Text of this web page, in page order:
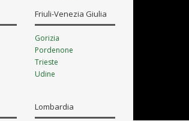
Friuli-Venezia Giulia
Gorizia
Pordenone
Trieste
Udine
Lombardia